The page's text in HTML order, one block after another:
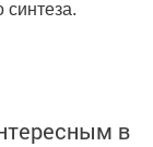
синтеза.
в